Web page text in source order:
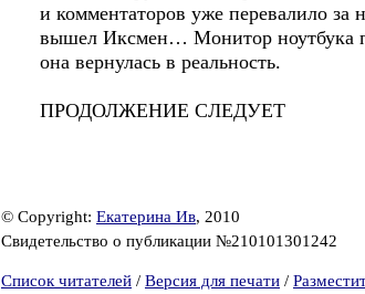
и комментаторов уже перевалило за
вышел Иксмен… Монитор ноутбука
она вернулась в реальность.
ПРОДОЛЖЕНИЕ СЛЕДУЕТ
© Copyright: Екатерина Ив, 2010
Свидетельство о публикации №210101301242
Список читателей / Версия для печати /